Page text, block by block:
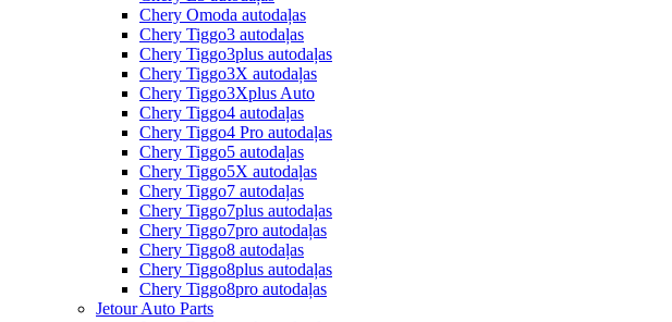
Chery Omoda autodaļas
Chery Tiggo3 autodaļas
Chery Tiggo3plus autodaļas
Chery Tiggo3X autodaļas
Chery Tiggo3Xplus Auto
Chery Tiggo4 autodaļas
Chery Tiggo4 Pro autodaļas
Chery Tiggo5 autodaļas
Chery Tiggo5X autodaļas
Chery Tiggo7 autodaļas
Chery Tiggo7plus autodaļas
Chery Tiggo7pro autodaļas
Chery Tiggo8 autodaļas
Chery Tiggo8plus autodaļas
Chery Tiggo8pro autodaļas
Jetour Auto Parts